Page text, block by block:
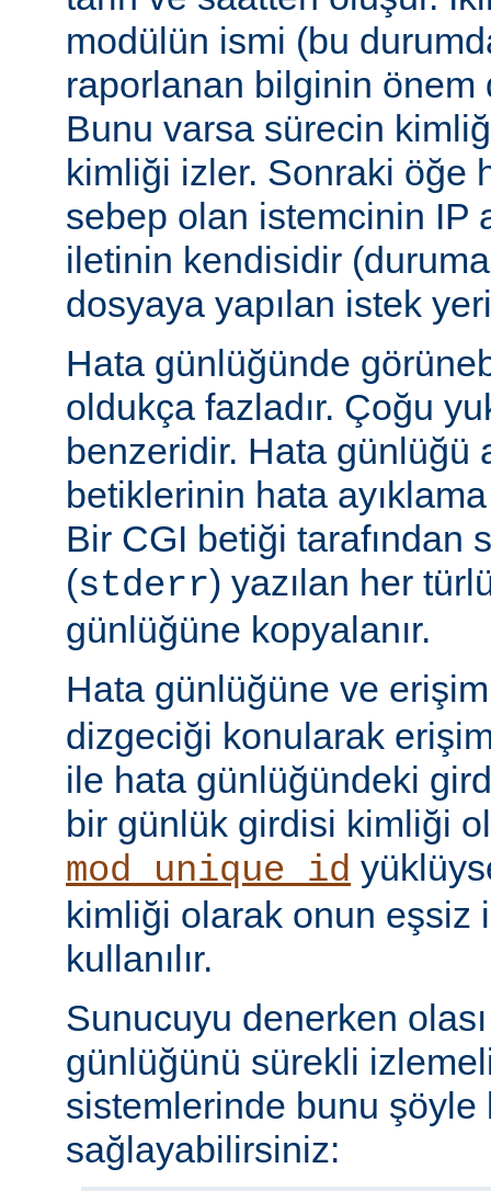
modülün ismi (bu
raporlanan bilginin önem
Bunu varsa sürecin
kimliği izler. Sonraki öğe
sebep olan istemcinin IP
iletinin kendisidir (duruma
dosyaya yapılan istek
Hata günlüğünde
oldukça fazladır. Çoğu
benzeridir. Hata günlüğü
betiklerinin hata ayıklama
Bir CGI betiği tarafından
(stderr) yazılan her
günlüğüne kopyalanır.
Hata günlüğüne ve
dizgeciği konularak
ile hata günlüğündeki
bir günlük girdisi kimliği
mod_unique_id
kimliği olarak onun eşsiz
kullanılır.
Sunucuyu denerken
günlüğünü sürekli
sistemlerinde bunu şöyle
sağlayabilirsiniz: